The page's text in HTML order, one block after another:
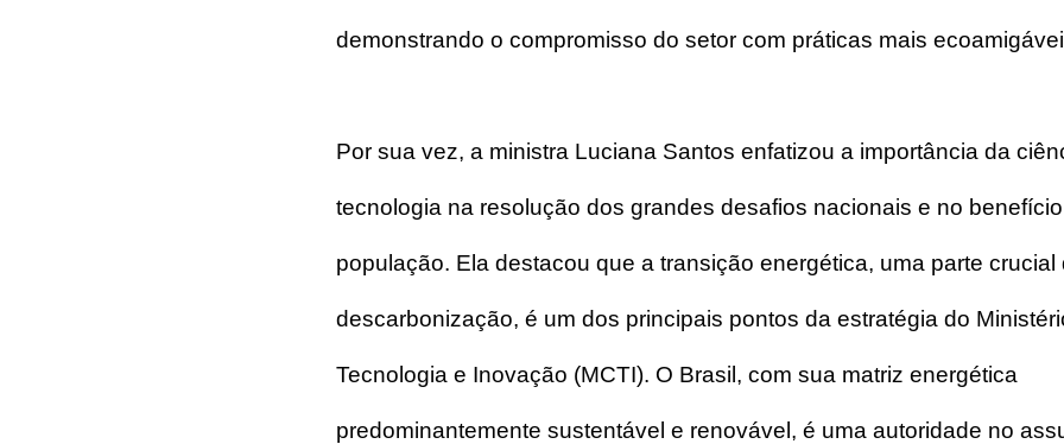
demonstrando o compromisso do setor com práticas mais
Por sua vez, a ministra Luciana Santos enfatizou a importância da
tecnologia na resolução dos grandes desafios nacionais e no
população. Ela destacou que a transição energética, uma parte
descarbonização, é um dos principais pontos da estratégia do
Tecnologia e Inovação (MCTI). O Brasil, com sua matriz energética
predominantemente sustentável e renovável, é uma autoridade no